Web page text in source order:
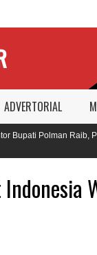
ADVERTORIAL
Polman Raib,